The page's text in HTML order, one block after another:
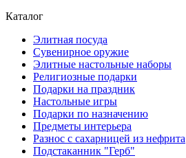
Каталог
Элитная посуда
Сувенирное оружие
Элитные настольные наборы
Религиозные подарки
Подарки на праздник
Настольные игры
Подарки по назначению
Предметы интерьера
Разнос с сахарницей из нефрита
Подстаканник "Герб"